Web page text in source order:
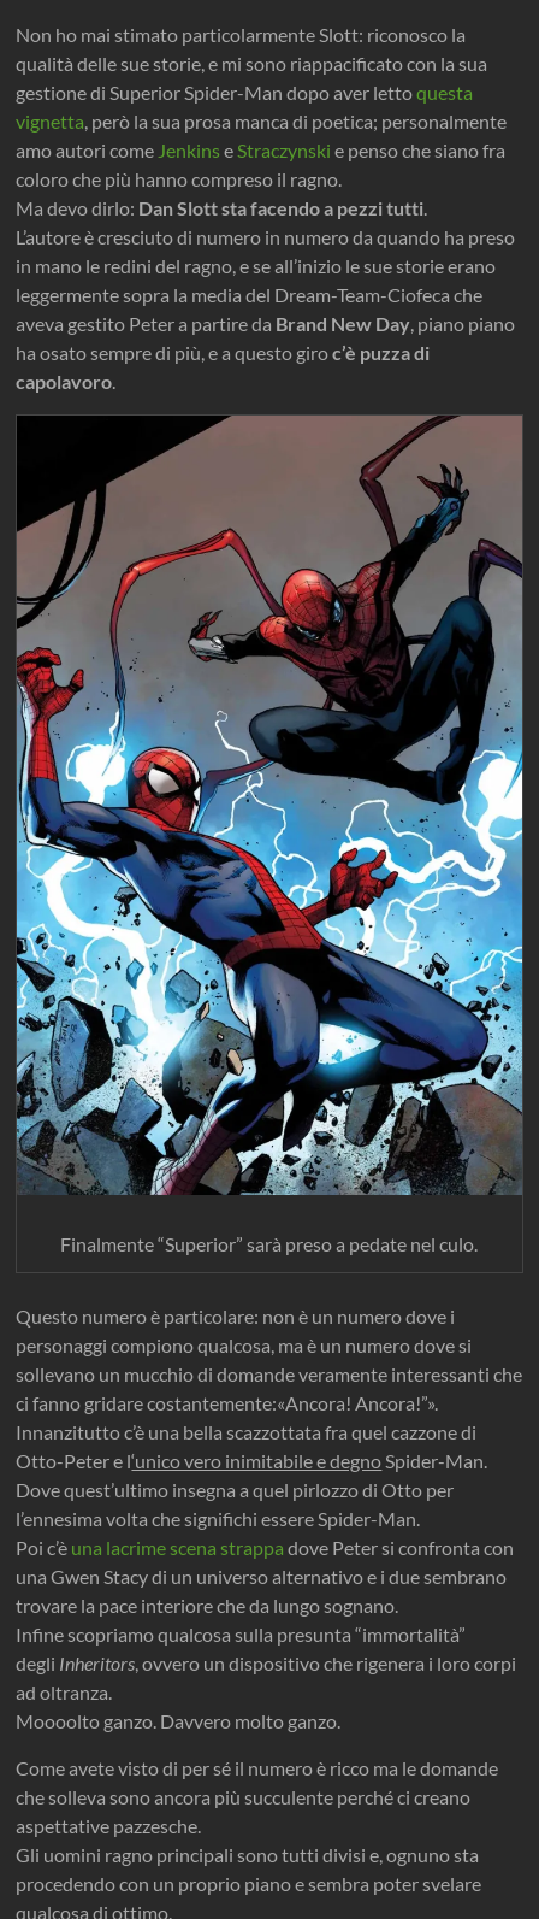
Non ho mai stimato particolarmente Slott: riconosco la
qualità delle sue storie, e mi sono riappacificato con la sua
gestione di Superior Spider-Man dopo aver lettoquesta
vignetta, però la sua prosa manca di poetica; personalmente
amo autori come Jenkins eStraczynski e penso che siano fra
coloro che più hanno compreso il ragno.
Ma devo dirlo: Dan Slott sta facendo a pezzi tutti.
L’autore è cresciuto di numero in numero da quando ha preso
in mano le redini del ragno, e se all’inizio le sue storie erano
leggermente sopra la media del Dream-Team-Ciofeca che
aveva gestito Peter a partire da Brand New Day, piano piano
ha osato sempre di più, e a questo giroc’è puzza di
capolavoro.
Finalmente “Superior” sarà preso a pedate nel culo.
Questo numero è particolare: non è un numero dove i
personaggi compiono qualcosa, ma è un numero dove si
sollevano un mucchio di domande veramente interessanti che
ci fanno gridare costantemente:«Ancora! Ancora!”».
Innanzitutto c’è una bella scazzottata fra quel cazzone di
Otto-Peter e l‘unico vero inimitabile e degnoSpider-Man.
Dove quest’ultimo insegna a quel pirlozzo di Otto per
l’ennesima volta che significhi essere Spider-Man.
Poi c’è una lacrime scena strappa dove Peter si confronta con
una Gwen Stacy di un universo alternativo e i due sembrano
trovare la pace interiore che da lungo sognano.
Infine scopriamo qualcosa sulla presunta “immortalità”
degli Inheritors, ovvero un dispositivo che rigenera i loro corpi
ad oltranza.
Moooolto ganzo. Davvero molto ganzo.
Come avete visto di per sé il numero è ricco ma le domande
che solleva sono ancora più succulente perché ci creano
aspettative pazzesche.
Gli uomini ragno principali sono tutti divisi e, ognuno sta
procedendo con un proprio piano e sembra poter svelare
qualcosa di ottimo.